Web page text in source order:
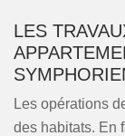
LES
Les opérations
des habitats. En